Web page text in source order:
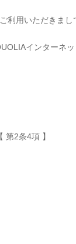
利用いただきまし
インターネ
2条4項 】